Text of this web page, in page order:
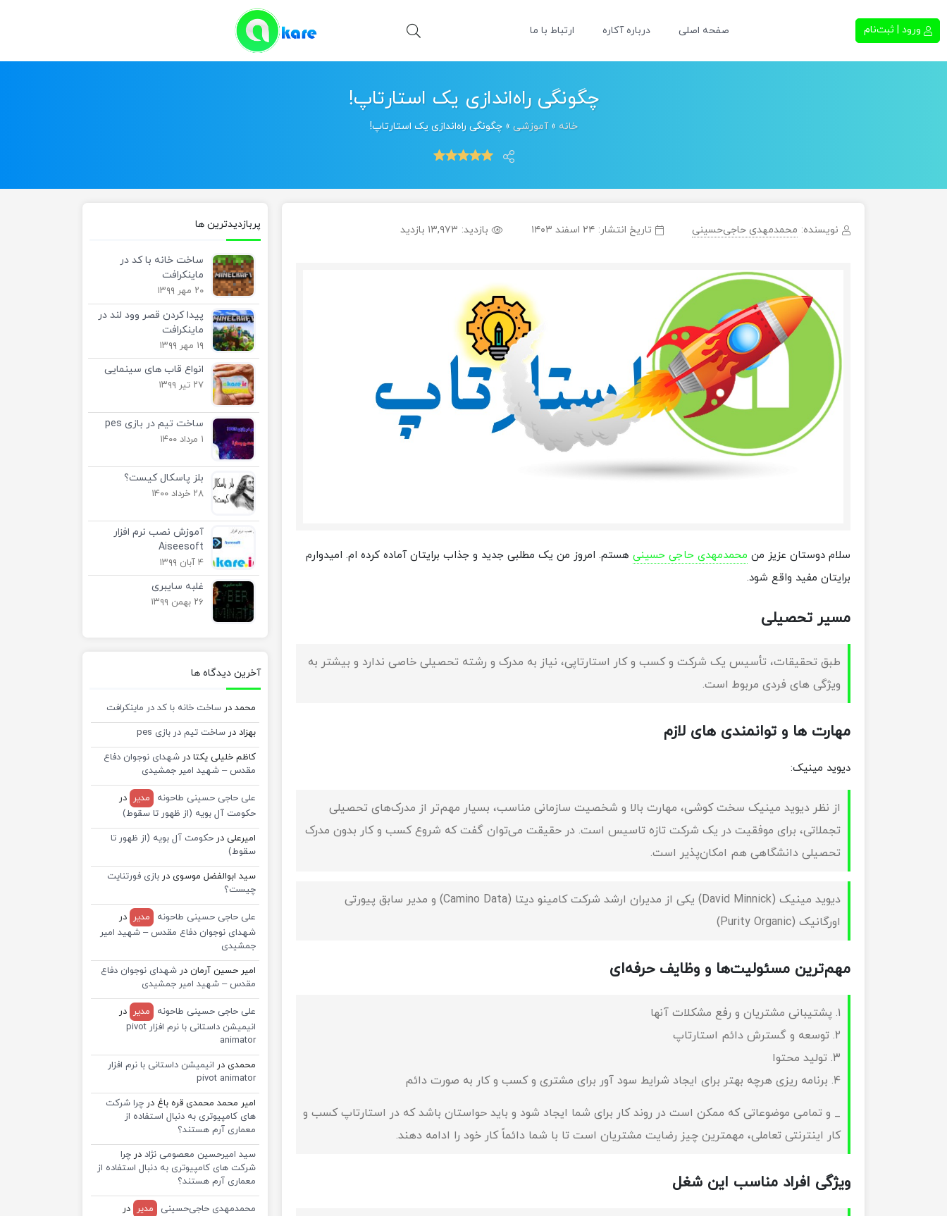
ورود | ثبت‌نام صفحه اصلی درباره آکاره ارتباط با ما
چگونگی راه‌اندازی یک استارتاپ!
خانه »آموزشی »چگونگی راه‌اندازی یک استارتاپ!
نویسنده: محمدمهدی حاجی‌حسینی تاریخ انتشار: ۲۴ اسفند ۱۴۰۳ بازدید: ۱۳,۹۷۳ بازدید
سلام دوستان عزیز من محمدمهدی حاجی حسینی هستم. امروز من یک مطلبی جدید و جذاب برایتان آماده کرده ام. امیدوارم
برایتان مفید واقع شود.
مسیر تحصیلی
طبق تحقیقات، تأسیس یک شرکت و کسب و کار استارتاپی، نیاز به مدرک و رشته تحصیلی خاصی ندارد و بیشتر به
ویژگی های فردی مربوط است.
مهارت ها و توانمندی های لازم
دیوید مینیک:
از نظر دیوید مینیک سخت کوشی، مهارت بالا و شخصیت سازمانی مناسب، بسیار مهم‌تر از مدرک‌های تحصیلی
تجملاتی، برای موفقیت در یک شرکت تازه تاسیس است. در حقیقت می‌توان گفت که شروع کسب و کار بدون مدرک
تحصیلی دانشگاهی هم امکان‌پذیر است.
دیوید مینیک (David Minnick) یکی از مدیران ارشد شرکت کامینو دیتا (Camino Data) و مدیر سابق پیورتی
اورگانیک (Purity Organic)
مهم‌ترین مسئولیت‌ها و وظایف حرفه‌ای
۱. پشتیبانی مشتریان و رفع مشکلات آنها
۲. توسعه و گسترش دائم استارتاپ
۳. تولید محتوا
۴. برنامه ریزی هرچه بهتر برای ایجاد شرایط سود آور برای مشتری و کسب و کار به صورت دائم
_ و تمامی موضوعاتی که ممکن است در روند کار برای شما ایجاد شود و باید حواستان باشد که در استارتاپ کسب و
کار اینترنتی تعاملی، مهمترین چیز رضایت مشتریان است تا با شما دائماً کار خود را ادامه دهند.
ویژگی افراد مناسب این شغل
پربازدیدترین ها
ساخت خانه با کد در
ماینکرافت
۲۰ مهر ۱۳۹۹
پیدا کردن قصر وود لند در
ماینکرافت
۱۹ مهر ۱۳۹۹
انواع قاب های سینمایی
۲۷ تیر ۱۳۹۹
ساخت تیم در بازی pes
۱ مرداد ۱۴۰۰
بلز پاسکال کیست؟
۲۸ خرداد ۱۴۰۰
آموزش نصب نرم افزار
Aiseesoft
۴ آبان ۱۳۹۹
غلبه سایبری
۲۶ بهمن ۱۳۹۹
آخرین دیدگاه ها
محمد درساخت خانه با کد در ماینکرافت
بهزاد درساخت تیم در بازی pes
کاظم خلیلی یکتا درشهدای نوجوان دفاع
مقدس – شهید امیر جمشیدی
علی حاجی حسینی طاحونه مدیر
در
حکومت آل بویه (از ظهور تا سقوط)
امیرعلی درحکومت آل بویه (از ظهور تا
سقوط)
سید ابوالفضل موسوی دربازی فورتنایت
چیست؟
علی حاجی حسینی طاحونه مدیر
در
شهدای نوجوان دفاع مقدس – شهید امیر
جمشیدی
امیر حسین آرمان درشهدای نوجوان دفاع
مقدس – شهید امیر جمشیدی
علی حاجی حسینی طاحونه مدیر
در
انیمیشن داستانی با نرم افزار pivot
animator
محمدی در انیمیشن داستانی با نرم افزار
pivot animator
امیر محمد محمدی قره باغ درچرا شرکت
های کامپیوتری به دنبال استفاده از
معماری آرم هستند؟
سید امیرحسین معصومی نژاد درچرا
شرکت های کامپیوتری به دنبال استفاده از
معماری آرم هستند؟
محمدمهدی حاجی‌حسینی مدیر
در